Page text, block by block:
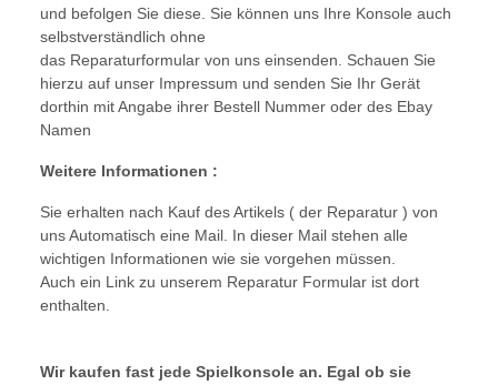
und befolgen Sie diese. Sie können uns Ihre Konsole auch
selbstverständlich ohne
das Reparaturformular von uns einsenden. Schauen Sie
hierzu auf unser Impressum und senden Sie Ihr Gerät
dorthin mit Angabe ihrer Bestell Nummer oder des Ebay
Namen
Weitere Informationen :
Sie erhalten nach Kauf des Artikels ( der Reparatur ) von
uns Automatisch eine Mail. In dieser Mail stehen alle
wichtigen Informationen wie sie vorgehen müssen.
Auch ein Link zu unserem Reparatur Formular ist dort
enthalten.
Wir kaufen fast jede Spielkonsole an. Egal ob sie